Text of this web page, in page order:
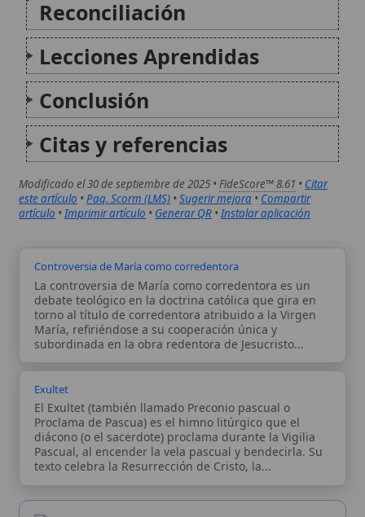
debate teológico en la doctrina católica que gira en
torno al título de corredentora atribuido a la Virgen
María, refiriéndose a su cooperación única y
subordinada en la obra redentora de Jesucristo...
El Exultet (también llamado Preconio pascual o
Proclama de Pascua) es el himno litúrgico que el
diácono (o el sacerdote) proclama durante la Vigilia
Pascual, al encender la vela pascual y bendecirla. Su
texto celebra la Resurrección de Cristo, la...
Autor:Comité editorial
del artículo están basadas y contrastadas
usando fuentes catolicas: escritos
patrísticos, de santos, artículos
teológicos, documentos históricos, actas
de concilios, encíclicas, fuentes
Wikitólica © 2026 . Enciclopedia del patrimonio doctrinal,
histórico y litúrgico de la Iglesia Católica. Parte de la red formativa
deCurso Católico,Buscador CatólicoyCustodio Animae. Con
analíticas anónimas. LicenciaCC BY-SA(texto). Editado en
Carlo Acutis.